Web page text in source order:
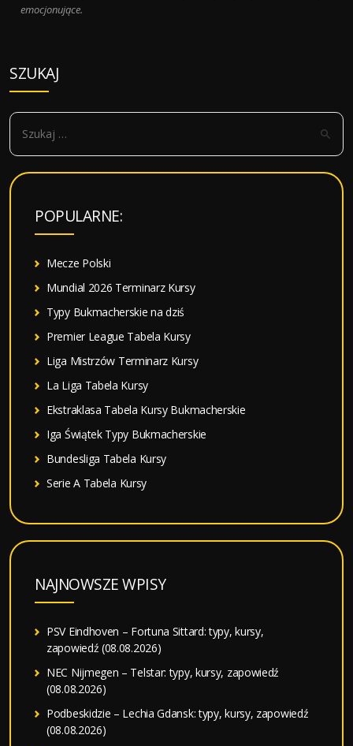
emocjonujące.
SZUKAJ
S
k
POPULARNE:
Mecze Polski
Mundial 2026 Terminarz Kursy
Typy Bukmacherskie na dziś
Premier League Tabela Kursy
Liga Mistrzów Terminarz Kursy
La Liga Tabela Kursy
Ekstraklasa Tabela Kursy Bukmacherskie
Iga Świątek Typy Bukmacherskie
Bundesliga Tabela Kursy
Serie A Tabela Kursy
NAJNOWSZE WPISY
PSV Eindhoven – Fortuna Sittard: typy, kursy,
zapowiedź (08.08.2026)
NEC Nijmegen – Telstar: typy, kursy, zapowiedź
(08.08.2026)
Podbeskidzie – Lechia Gdansk: typy, kursy, zapowiedź
(08.08.2026)